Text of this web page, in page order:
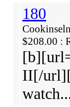
180
$208.00 :
II[/